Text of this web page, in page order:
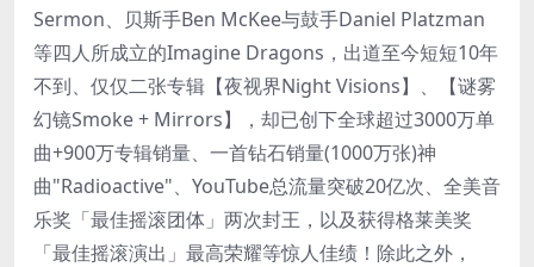
Sermon、贝斯手Ben McKee与鼓手Daniel Platzman
等四人所成立的Imagine Dragons，出道至今短短10年
不到、仅仅二张专辑【夜视界Night Visions】、【谜雾
幻镜Smoke + Mirrors】，却已创下全球超过3000万单
曲+900万专辑销量、一首钻石销量(1000万张)神
曲"Radioactive"、YouTube总流量突破20亿次、全美音
乐奖「最佳摇滚团体」两次封王，以及获得格莱美奖
「最佳摇滚演出」最高荣耀等惊人佳绩！除此之外，